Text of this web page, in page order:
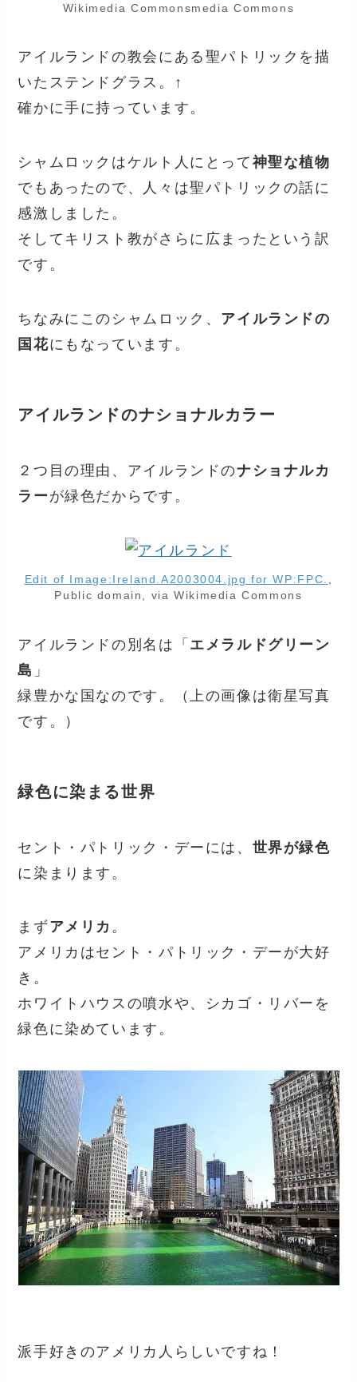
Wikimedia Commonsmedia Commons
アイルランドの教会にある聖パトリックを描
いたステンドグラス。↑
確かに手に持っています。
シャムロックはケルト人にとって 神聖な植物
でもあったので、人々は聖パトリックの話に
感激しました。
そしてキリスト教がさらに広まったという訳
です。
ちなみにこのシャムロック、 アイルランドの
国花にもなっています。
アイルランドのナショナルカラー
２つ目の理由、アイルランドのナショナルカ
ラー が緑色だからです。
Edit of Image:Ireland.A2003004.jpg for WP:FPC. ,
Public domain, via Wikimedia Commons
アイルランドの別名は「 エメラルドグリーン
島 」
緑豊かな国なのです。（上の画像は衛星写真
です。）
緑色に染まる世界
セント・パトリック・デーには、 世界が緑色
に染まります。
まず アメリカ 。
アメリカはセント・パトリック・デーが大好
き。
ホワイトハウスの噴水や、シカゴ・リバーを
緑色に染めています。
派手好きのアメリカ人らしいですね！